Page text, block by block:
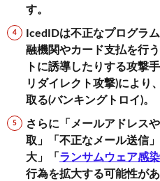
す。
IcedIDは不正なプログラ
融機関やカード支払を行
トに誘導したりする攻撃
リダイレクト攻撃)により
取る(バンキングトロイ)。
さらに 「メールアドレス
取」「不正なメール送信
大」「 ランサムウェア感染
行為を拡大する可能性があ